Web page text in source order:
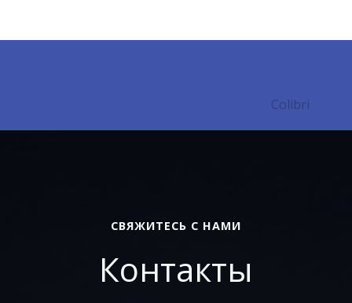
Colibri
СВЯЖИТЕСЬ С НАМИ
Контакты